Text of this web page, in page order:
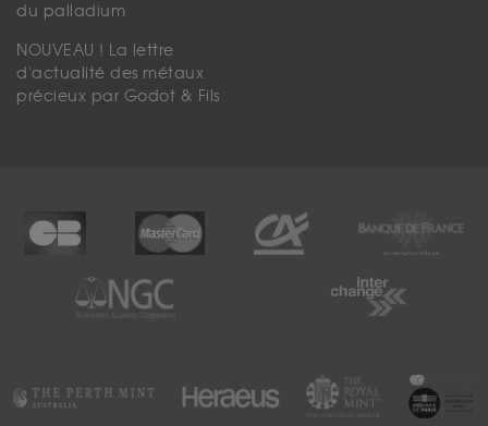
du palladium
NOUVEAU ! La lettre
d'actualité des métaux
précieux par Godot & Fils